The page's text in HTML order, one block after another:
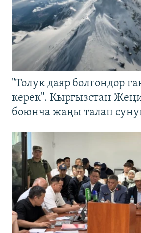
"Толук даяр болгондор
керек". Кыргызстан
боюнча жаңы талап